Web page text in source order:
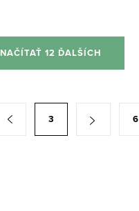
NAČÍTAŤ 12 ĎALŠÍCH
3 6